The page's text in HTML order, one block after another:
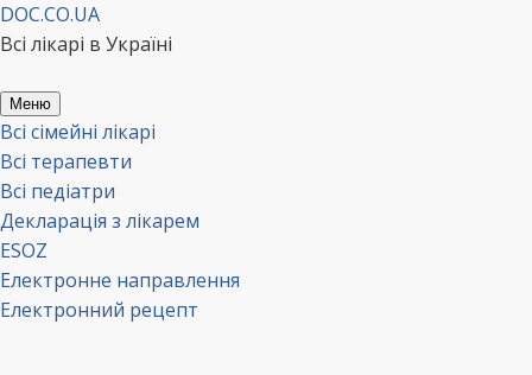
Перейти
до
DOC.CO.UA
Всі лікарі в Україні
Меню
Всі сімейні лікарі
Всі терапевти
Всі педіатри
Декларація з лікарем
ESOZ
Електронне направлення
Електронний рецепт